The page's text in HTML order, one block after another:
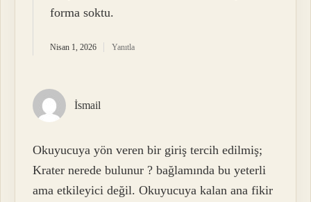
forma soktu.
Nisan 1, 2026 Yanıtla
İsmail
Okuyucuya yön veren bir giriş tercih edilmiş;
Krater nerede bulunur ? bağlamında bu yeterli
ama etkileyici değil. Okuyucuya kalan ana fikir